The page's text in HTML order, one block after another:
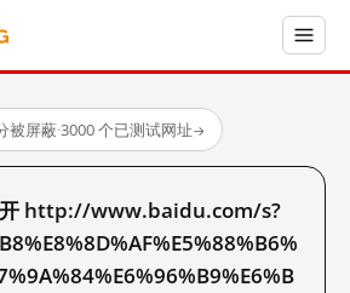
被屏蔽·3000 个已测试网址→
开 http://www.baidu.com/s?